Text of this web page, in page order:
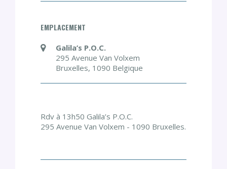
EMPLACEMENT
Galila’s P.O.C.
295 Avenue Van Volxem
Bruxelles, 1090 Belgique
Rdv à 13h50 Galila’s P.O.C.
295 Avenue Van Volxem - 1090 Bruxelles.